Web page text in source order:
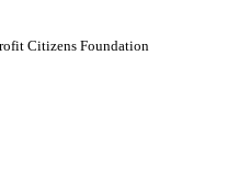
Citizens Foundation